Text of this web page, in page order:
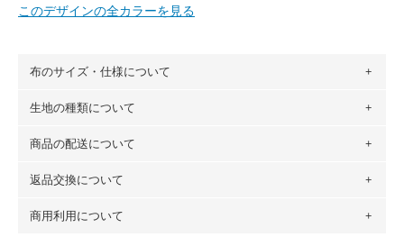
このデザインの全カラーを見る
布のサイズ・仕様について
布の長さは50cm単位での販売になります。
場合 → 購入数量「7」
生地の種類について
・現在、すべてのデザインのプリントに使用している生地は
ットン（ダブルガーゼ）・100％コットン（ローン）・コッ
トンリネン（ビエラ織）・100％コットン（ツイル）・
100％コットン（キャンバス・11号帆布）です。
商品の配送について
・ネコポスでの配送は、布は2mまで型紙は2個までとなりま
も送料の表示が600円となり宅急便での配送となります。
返品交換について
・布はご注文後に注文数量のみをプリントするため、
購入後
商用利用について